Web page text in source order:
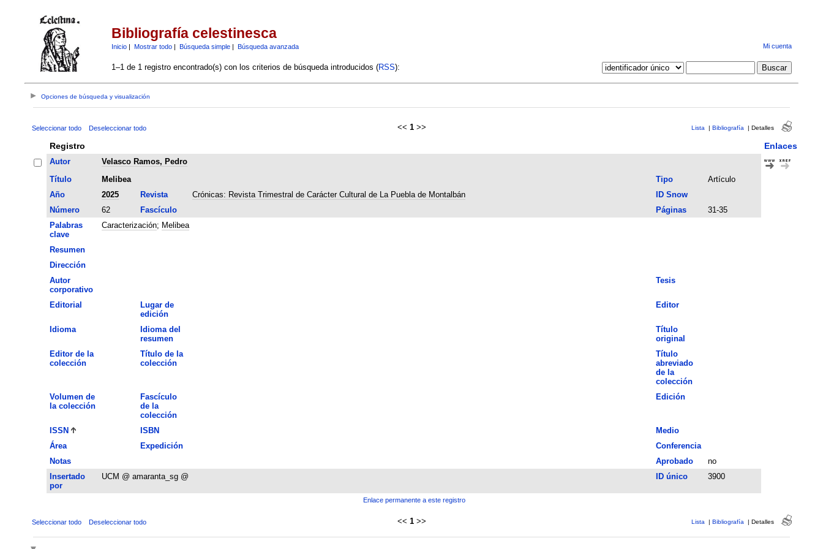
Bibliografía celestinesca
Inicio| Mostrar todo| Búsqueda simple| Búsqueda avanzada Mi cuenta
1–1 de 1 registro encontrado(s) con los criterios de búsqueda introducidos (RSS):
Opciones de búsqueda y visualización
Seleccionar todo Deseleccionar todo << 1 >> Lista | Bibliografía | Detalles
Registro Enlaces
Autor
Velasco Ramos, Pedro
Título
Melibea Tipo
Artículo
Año
2025 Revista Crónicas: Revista Trimestral de Carácter Cultural de La Puebla de Montalbán
ID Snow
Número
62 Fascículo Páginas
31-35
Palabras
clave
Caracterización; Melibea
Resumen
Dirección
Autor
corporativo
Tesis
Editorial
Lugar de
edición
Editor
Idioma
Idioma del
resumen
Título
original
Editor de la
colección
Título de la
colección
Título
abreviado
de la
colección
Volumen de
la colección
Fascículo
de la
colección
Edición
ISSN ISBN
Medio
Área
Expedición
Conferencia
Notas
Aprobado
no
Insertado
por
UCM @ amaranta_sg @ ID único 3900
Enlace permanente a este registro
Seleccionar todo Deseleccionar todo << 1 >> Lista | Bibliografía | Detalles